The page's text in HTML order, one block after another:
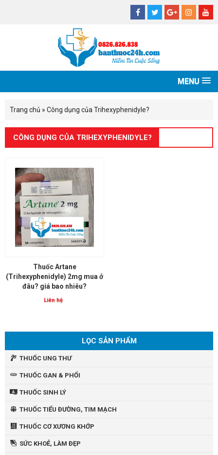
MENU
Trang chủ » Công dụng của Trihexyphenidyle?
CÔNG DỤNG CỦA TRIHEXYPHENIDYLE?
Thuốc Artane
(Trihexyphenidyle) 2mg mua ở
đâu? giá bao nhiêu?
Liên hệ
LỌC SẢN PHẨM
THUỐC UNG THƯ
THUỐC GAN & PHỔI
THUỐC SINH LÝ
THUỐC TIỂU ĐƯỜNG, TIM MẠCH
THUỐC CƠ XƯƠNG KHỚP
SỨC KHOẺ, LÀM ĐẸP